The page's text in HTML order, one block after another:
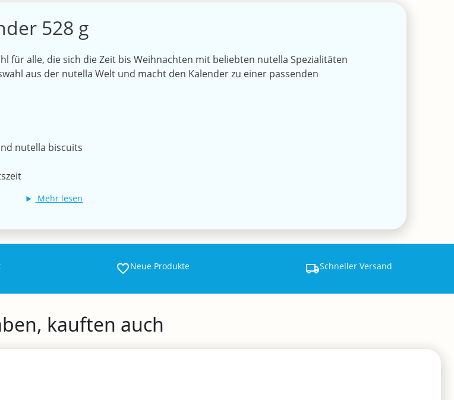
528 g
für alle, die sich die Zeit bis Weihnachten mit beliebten nutella Spezialitäten
aus der nutella Welt und macht den Kalender zu einer passenden
nutella biscuits
Mehr lesen
Neue Produkte Schneller Versand
kauften auch